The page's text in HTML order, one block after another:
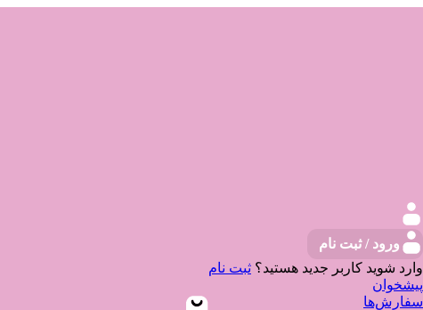
ورود / ثبت نام
وارد شوید کاربر جدید هستید؟ ثبت نام
پیشخوان
سفارش‌ها